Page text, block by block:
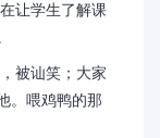
让学生了解课
被讪笑；大家
。喂鸡鸭的那